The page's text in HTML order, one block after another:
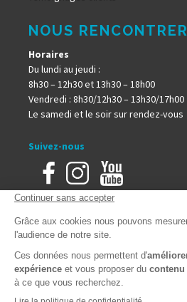
NOUS RENCONTRER
Horaires
Du lundi au jeudi :
8h30 – 12h30 et 13h30 – 18h00
Vendredi : 8h30/12h30 – 13h30/17h00
Le samedi et le soir sur rendez-vous
Suivez-nous
Accueil Mentions Légales
Politique de confidentialité